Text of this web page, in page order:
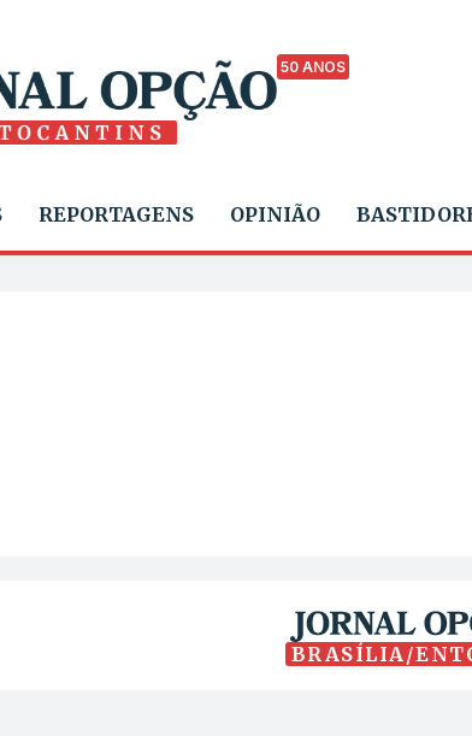
50 ANOS
REPORTAGENS OPINIÃO
BRASÍLIA/